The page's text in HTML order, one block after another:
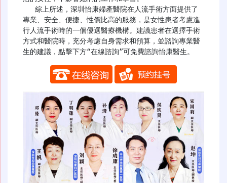
專業、安全、便捷、性價比高的服務，是女性患者考慮進
行人流手術時的一個優選醫療機構。建議患者在選擇手術
方式和醫院時，充分考慮自身需求和預算，並諮詢專業醫
生的建議，點擊下方“在線諮詢”可免費諮詢怡康醫生。